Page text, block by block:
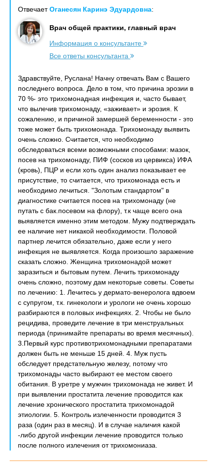
ОтвечаетОганесян Каринэ Эдуардовна:
Врач общей практики, главный врач
Информация о консультанте
Все ответы консультанта
Здравствуйте, Руслана! Начну отвечать Вам с Вашего
последнего вопроса. Дело в том, что причина эрозии в
70 %- это трихомонадная инфекция и, часто бывает,
что вылечив трихомонаду, «заживает» и эрозия. К
сожалению, и причиной замершей беременности - это
тоже может быть трихомонада. Трихомонаду выявить
очень сложно. Считается, что необходимо
обследоваться всеми возможными способами: мазок,
посев на трихомонаду, ПИФ (сосков из цервикса) ИФА
(кровь), ПЦР и если хоть один анализ показывает ее
присутствие, то считается, что трихомонада есть и
необходимо лечиться. "Золотым стандартом" в
диагностике считается посев на трихомонаду (не
путать с бак.посевом на флору), т.к чаще всего она
выявляется именно этим методом. Мужу подтверждать
ее наличие нет никакой необходимости. Половой
партнер лечится обязательно, даже если у него
инфекция не выявляется. Когда произошло заражение
сказать сложно. Женщина трихомонадой может
заразиться и бытовым путем. Лечить трихомонаду
очень сложно, поэтому дам некоторые советы. Советы
по лечению: 1. Лечитесь у дермато-венеролога вдвоем
с супругом, т.к. гинекологи и урологи не очень хорошо
разбираются в половых инфекциях. 2. Чтобы не было
рецидива, проведите лечение в три менструальных
периода (принимайте препараты во время месячных).
3.Первый курс противотрихомонадными препаратами
должен быть не меньше 15 дней. 4. Муж пусть
обследует предстательную железу, потому что
трихомонады часто выбирают ее местом своего
обитания. В уретре у мужчин трихомонада не живет. И
при выявлении простатита лечение проводится как
лечение хронического простатита трихомонадой
этиологии. 5. Контроль излеченности проводится 3
раза (один раз в месяц). И в случае наличия какой
-либо другой инфекции лечение проводится только
после полного излечения от трихомониаза.